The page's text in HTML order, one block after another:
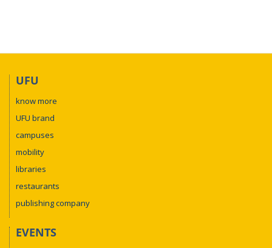
UFU
know more
UFU brand
campuses
mobility
libraries
restaurants
publishing company
EVENTS